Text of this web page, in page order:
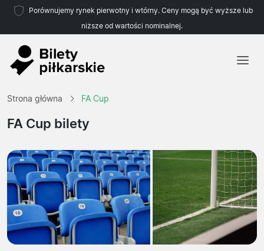
Porównujemy rynek pierwotny i wtórny. Ceny mogą być wyższe lub
niższe od wartości nominalnej.
Biura podróży
Strona główna FA Cup
FA Cup bilety